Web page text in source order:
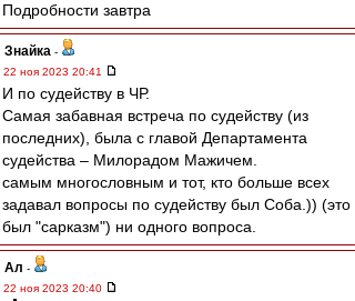
Подробности завтра
Знайка -
22 ноя 2023 20:41
И по судейству в ЧР.
Самая забавная встреча по судейству (из
последних), была с главой Департамента
судейства – Милорадом Мажичем.
самым многословным и тот, кто больше всех
задавал вопросы по судейству был Соба.)) (это
был "сарказм") ни одного вопроса.
Ал -
22 ноя 2023 20:40